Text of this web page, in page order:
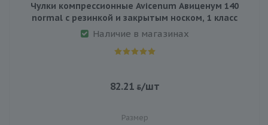
Чулки компрессионные Avicenum Авиценум 140
normal с резинкой и закрытым носком, 1 класс
Наличие в магазинах
82.21 /шт
Размер